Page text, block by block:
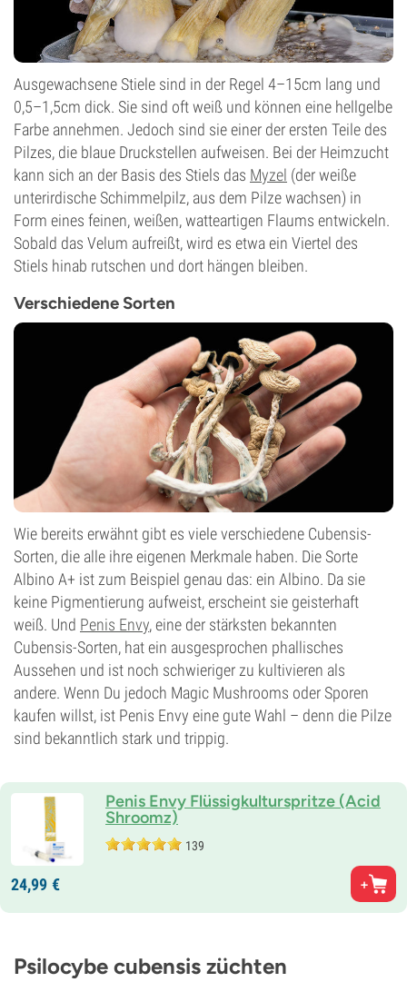
Ausgewachsene Stiele sind in der Regel 4–15cm lang und
0,5–1,5cm dick. Sie sind oft weiß und können eine hellgelbe
Farbe annehmen. Jedoch sind sie einer der ersten Teile des
Pilzes, die blaue Druckstellen aufweisen. Bei der Heimzucht
kann sich an der Basis des Stiels das Myzel (der weiße
unterirdische Schimmelpilz, aus dem Pilze wachsen) in
Form eines feinen, weißen, watteartigen Flaums entwickeln.
Sobald das Velum aufreißt, wird es etwa ein Viertel des
Stiels hinab rutschen und dort hängen bleiben.
Verschiedene Sorten
Wie bereits erwähnt gibt es viele verschiedene Cubensis-
Sorten, die alle ihre eigenen Merkmale haben. Die Sorte
Albino A+ ist zum Beispiel genau das: ein Albino. Da sie
keine Pigmentierung aufweist, erscheint sie geisterhaft
weiß. Und Penis Envy, eine der stärksten bekannten
Cubensis-Sorten, hat ein ausgesprochen phallisches
Aussehen und ist noch schwieriger zu kultivieren als
andere. Wenn Du jedoch Magic Mushrooms oder Sporen
kaufen willst, ist Penis Envy eine gute Wahl – denn die Pilze
sind bekanntlich stark und trippig.
Penis Envy Flüssigkulturspritze (Acid
Shroomz)
139
24,99 €
Psilocybe cubensis züchten